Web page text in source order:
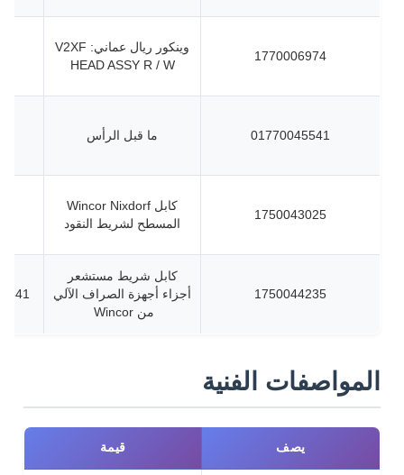
1770006974
وينكور ريال عماني: V2XF
HEAD ASSY R / W
01770045541 ما قبل الرأس
1750043025
كابل Wincor Nixdorf
المسطح لشريط النقود
1750044235
كابل شريط مستشعر
أجزاء أجهزة الصراف الآلي
من Wincor
المواصفات الفنية
يصف قيمة